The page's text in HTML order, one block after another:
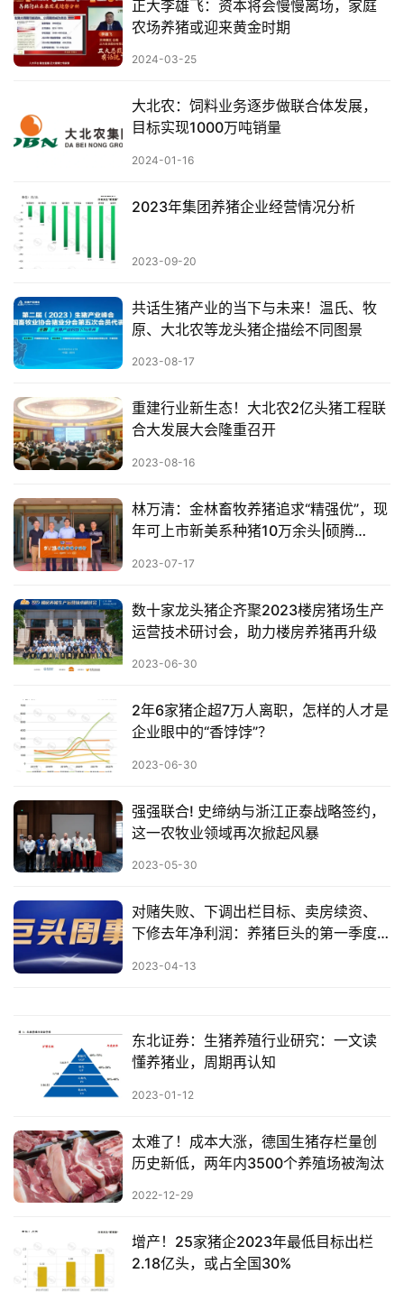
页
资
讯
闻
析
报
告
数
据
图
今
猪
价
正大李雄飞：资本将会慢慢离场，家庭
农场养猪或迎来黄金时期
2024-03-25
大北农：饲料业务逐步做联合体发展，
目标实现1000万吨销量
2024-01-16
2023年集团养猪企业经营情况分析
2023-09-20
共话生猪产业的当下与未来！温氏、牧
原、大北农等龙头猪企描绘不同图景
2023-08-17
重建行业新生态！大北农2亿头猪工程联
合大发展大会隆重召开
2023-08-16
林万清：金林畜牧养猪追求“精强优”，现
年可上市新美系种猪10万余头|硕腾
2023-07-17
数十家龙头猪企齐聚2023楼房猪场生产
运营技术研讨会，助力楼房养猪再升级
2023-06-30
2年6家猪企超7万人离职，怎样的人才是
企业眼中的“香饽饽”？
2023-06-30
强强联合! 史缔纳与浙江正泰战略签约，
这一农牧业领域再次掀起风暴
2023-05-30
对赌失败、下调出栏目标、卖房续资、
下修去年净利润：养猪巨头的第一季度
2023-04-13
东北证券：生猪养殖行业研究：一文读
懂养猪业，周期再认知
2023-01-12
太难了！成本大涨，德国生猪存栏量创
历史新低，两年内3500个养殖场被淘汰
2022-12-29
增产！25家猪企2023年最低目标出栏
2.18亿头，或占全国30%